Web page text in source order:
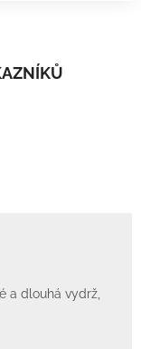
a dlouhá vydrž,